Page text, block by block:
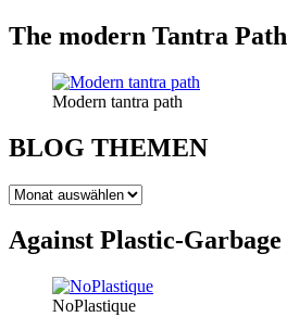
The modern Tantra Path
Modern tantra path
BLOG THEMEN
BLOG
Against Plastic-Garbage
NoPlastique